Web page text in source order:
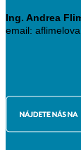
Ing. Andrea
email: